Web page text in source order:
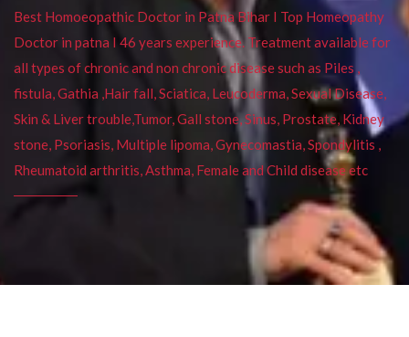
Best Homoeopathic Doctor in Patna Bihar I Top Homeopathy
Doctor in patna I 46 years experience. Treatment available for
all types of chronic and non chronic disease such as Piles ,
fistula, Gathia ,Hair fall, Sciatica, Leucoderma, Sexual Disease,
Skin & Liver trouble,Tumor, Gall stone, Sinus, Prostate, Kidney
stone, Psoriasis, Multiple lipoma, Gynecomastia, Spondylitis ,
Rheumatoid arthritis, Asthma, Female and Child disease etc